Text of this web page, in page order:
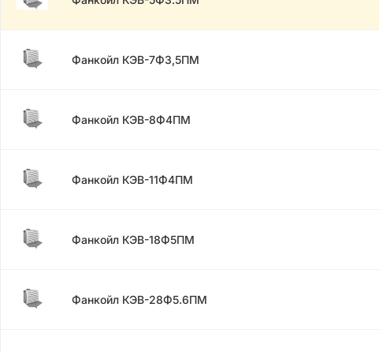
Фанкойл КЭВ-7Ф3,5ПМ
Фанкойл КЭВ-8Ф4ПМ
Фанкойл КЭВ-11Ф4ПМ
Фанкойл КЭВ-18Ф5ПМ
Фанкойл КЭВ-28Ф5.6ПМ